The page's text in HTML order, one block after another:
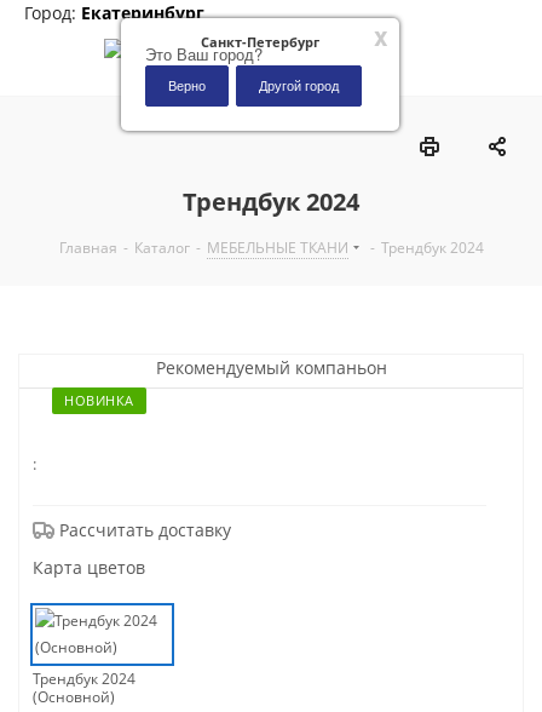
x
Санкт-Петербург
Это Ваш город?
Верно Другой город
Город: Екатеринбург
Трендбук 2024
Главная - Каталог - МЕБЕЛЬНЫЕ ТКАНИ - Трендбук 2024
НОВИНКА
Рекомендуемый компаньон
:
Рассчитать доставку
Карта цветов
Трендбук 2024
(Основной)